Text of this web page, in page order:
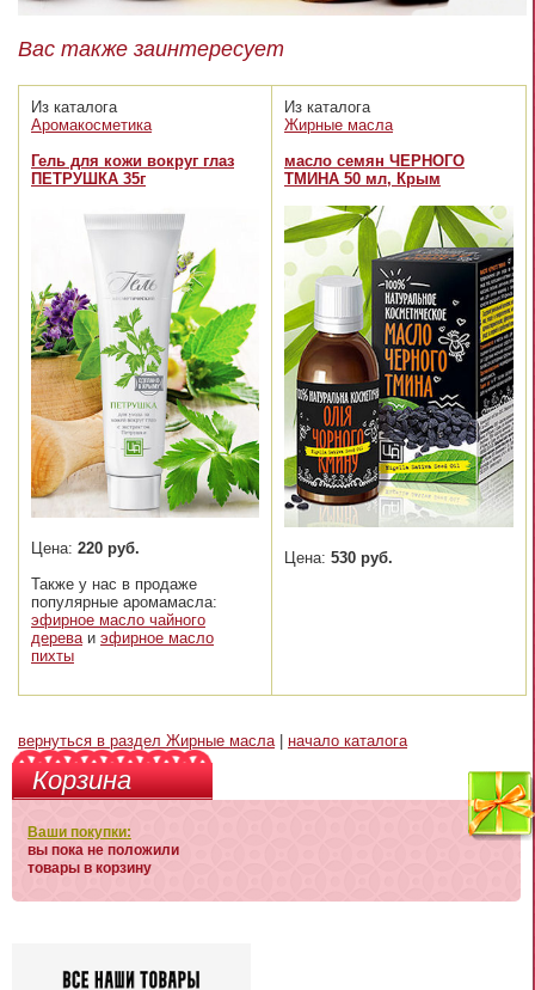
Вас также заинтересует
Из каталога
Аромакосметика
Гель для кожи вокруг глаз
ПЕТРУШКА 35г
Цена: 220 руб.
Также у нас в продаже
популярные аромамасла:
эфирное масло чайного
дерева и эфирное масло
пихты
Из каталога
Жирные масла
масло семян ЧЕРНОГО
ТМИНА 50 мл, Крым
Цена: 530 руб.
вернуться в раздел Жирные масла начало каталога
Корзина
Ваши покупки:
вы пока не положили
товары в корзину